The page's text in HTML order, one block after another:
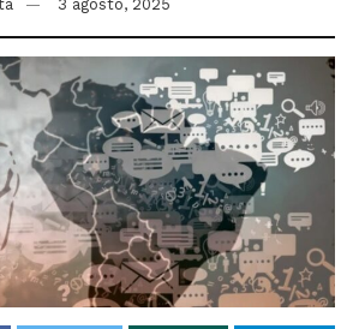
3 agosto, 2025